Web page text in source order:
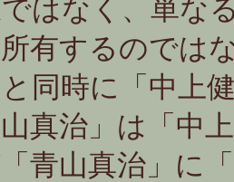
はなく、単な
所有するのでは
と同時に「中上
真治」は「中
「青山真治」に